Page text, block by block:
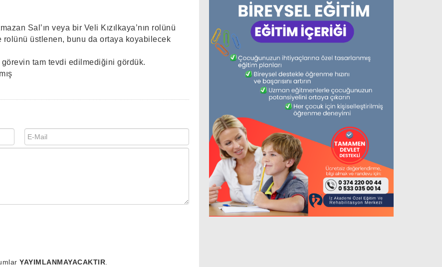
Sal’ın veya bir Veli Kızılkaya’nın rolünü
rolünü üstlenen, bunu da ortaya koyabilecek
tam tevdi edilmediğini gördük.
YAYIMLANMAYACAKTIR.